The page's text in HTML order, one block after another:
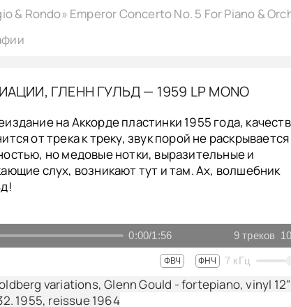
ГЛЕНН ГУЛЬД — 1959 LP MONO
на Аккорде пластинки 1955 года,
от трека к треку, звук порой не раскрывается
но медовые нотки, выразительные и
слух, возникают тут и там. Ах, волшебник
0:00/1:56 9 треков
ФВЧ ФНЧ 7 кГц
variations, Glenn Gould - fortepiano, vinyl 12"
1955, reissue 1964